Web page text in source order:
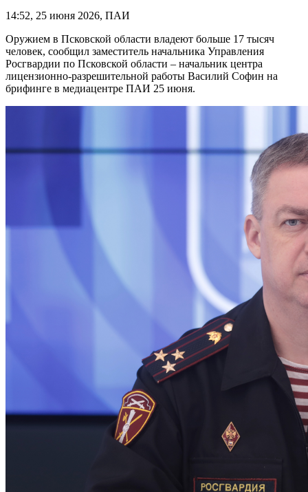
14:52, 25 июня 2026, ПАИ
Оружием в Псковской области владеют больше 17 тысяч
человек, сообщил заместитель начальника Управления
Росгвардии по Псковской области – начальник центра
лицензионно-разрешительной работы Василий Софин на
брифинге в медиацентре ПАИ 25 июня.